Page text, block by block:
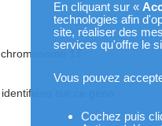
En cliquant sur «
technologies afin
site, réaliser des
services qu'offre le
Vous pouvez
Cochez puis
17.
sur ce gène.